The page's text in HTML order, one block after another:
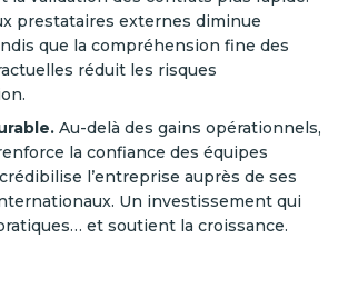
prestataires externes diminue
que la compréhension fine des
réduit les risques
Au-delà des gains opérationnels,
la confiance des équipes
l’entreprise auprès de ses
Un investissement qui
et soutient la croissance.